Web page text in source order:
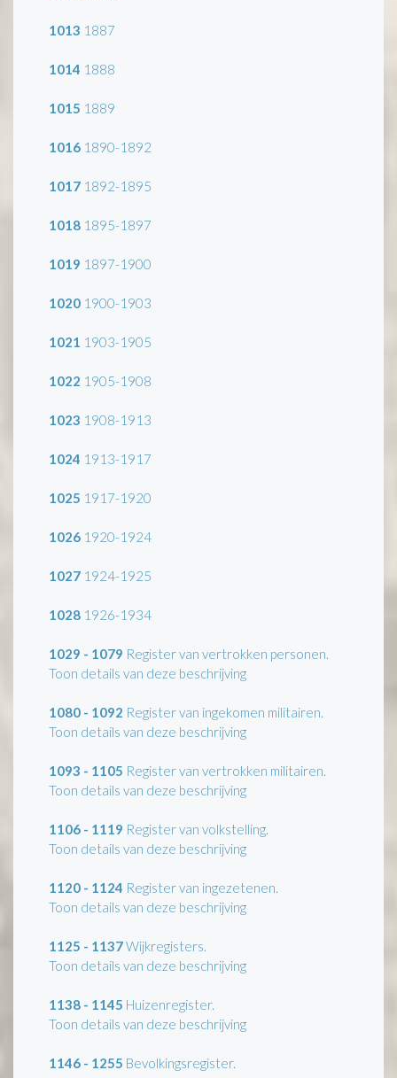
1013 1887
1014 1888
1015 1889
1016 1890-1892
1017 1892-1895
1018 1895-1897
1019 1897-1900
1020 1900-1903
1021 1903-1905
1022 1905-1908
1023 1908-1913
1024 1913-1917
1025 1917-1920
1026 1920-1924
1027 1924-1925
1028 1926-1934
1029 - 1079 Register van vertrokken personen.
Toon details van deze beschrijving
1080 - 1092 Register van ingekomen militairen.
Toon details van deze beschrijving
1093 - 1105 Register van vertrokken militairen.
Toon details van deze beschrijving
1106 - 1119 Register van volkstelling.
Toon details van deze beschrijving
1120 - 1124 Register van ingezetenen.
Toon details van deze beschrijving
1125 - 1137Wijkregisters.
Toon details van deze beschrijving
1138 - 1145 Huizenregister.
Toon details van deze beschrijving
1146 - 1255 Bevolkingsregister.